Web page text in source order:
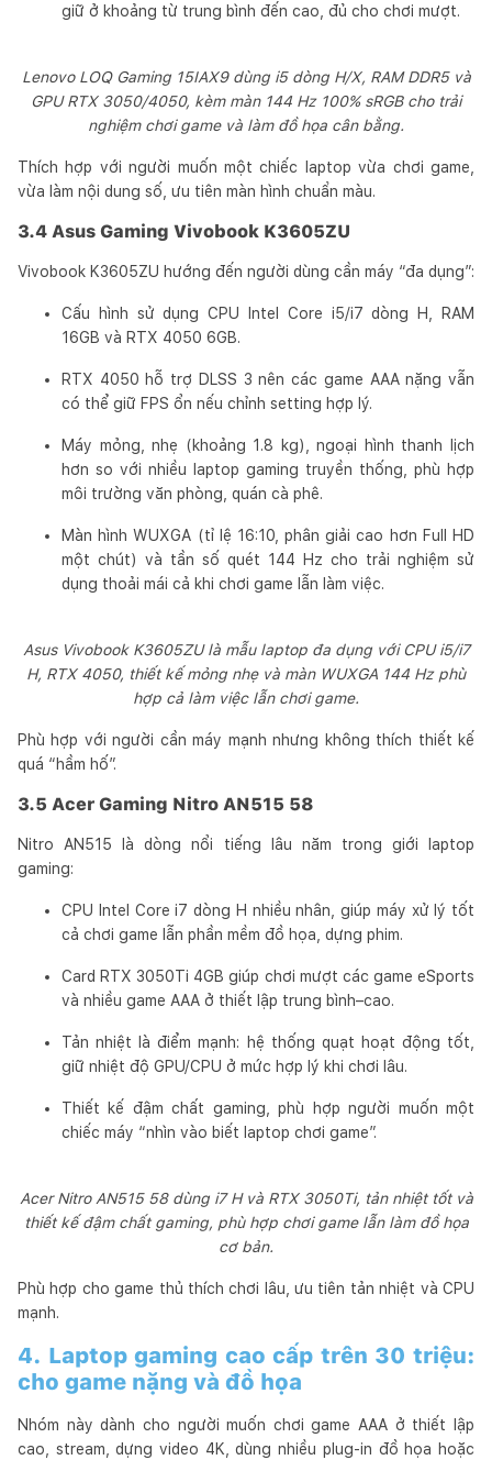
giữ ở khoảng từ trung bình đến cao, đủ cho chơi mượt.
Lenovo LOQ Gaming 15IAX9 dùng i5 dòng H/X, RAM DDR5 và
GPU RTX 3050/4050, kèm màn 144 Hz 100% sRGB cho trải
nghiệm chơi game và làm đồ họa cân bằng.
Thích hợp với người muốn một chiếc laptop vừa chơi game,
vừa làm nội dung số, ưu tiên màn hình chuẩn màu.
3.4 Asus Gaming Vivobook K3605ZU
Vivobook K3605ZU hướng đến người dùng cần máy “đa dụng”:
Cấu hình sử dụng CPU Intel Core i5/i7 dòng H, RAM
16GB và RTX 4050 6GB.
RTX 4050 hỗ trợ DLSS 3 nên các game AAA nặng vẫn
có thể giữ FPS ổn nếu chỉnh setting hợp lý.
Máy mỏng, nhẹ (khoảng 1.8 kg), ngoại hình thanh lịch
hơn so với nhiều laptop gaming truyền thống, phù hợp
môi trường văn phòng, quán cà phê.
Màn hình WUXGA (tỉ lệ 16:10, phân giải cao hơn Full HD
một chút) và tần số quét 144 Hz cho trải nghiệm sử
dụng thoải mái cả khi chơi game lẫn làm việc.
Asus Vivobook K3605ZU là mẫu laptop đa dụng với CPU i5/i7
H, RTX 4050, thiết kế mỏng nhẹ và màn WUXGA 144 Hz phù
hợp cả làm việc lẫn chơi game.
Phù hợp với người cần máy mạnh nhưng không thích thiết kế
quá “hầm hố”.
3.5 Acer Gaming Nitro AN515 58
Nitro AN515 là dòng nổi tiếng lâu năm trong giới laptop
gaming:
CPU Intel Core i7 dòng H nhiều nhân, giúp máy xử lý tốt
cả chơi game lẫn phần mềm đồ họa, dựng phim.
Card RTX 3050Ti 4GB giúp chơi mượt các game eSports
và nhiều game AAA ở thiết lập trung bình–cao.
Tản nhiệt là điểm mạnh: hệ thống quạt hoạt động tốt,
giữ nhiệt độ GPU/CPU ở mức hợp lý khi chơi lâu.
Thiết kế đậm chất gaming, phù hợp người muốn một
chiếc máy “nhìn vào biết laptop chơi game”.
Acer Nitro AN515 58 dùng i7 H và RTX 3050Ti, tản nhiệt tốt và
thiết kế đậm chất gaming, phù hợp chơi game lẫn làm đồ họa
cơ bản.
Phù hợp cho game thủ thích chơi lâu, ưu tiên tản nhiệt và CPU
mạnh.
4. Laptop gaming cao cấp trên 30 triệu:
cho game nặng và đồ họa
Nhóm này dành cho người muốn chơi game AAA ở thiết lập
cao, stream, dựng video 4K, dùng nhiều plug-in đồ họa hoặc